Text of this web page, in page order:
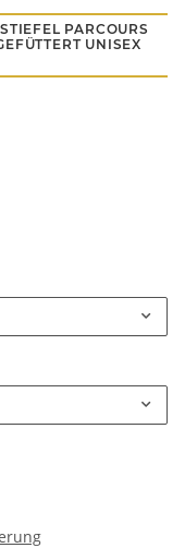
PARCOURS
UNISEX